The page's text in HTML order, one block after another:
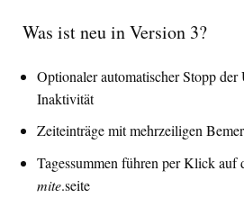
Was ist neu in Version 3?
Optionaler automatischer Stopp
Inaktivität
Zeiteinträge mit mehrzeiligen
Tagessummen führen per Klick auf
mite.seite